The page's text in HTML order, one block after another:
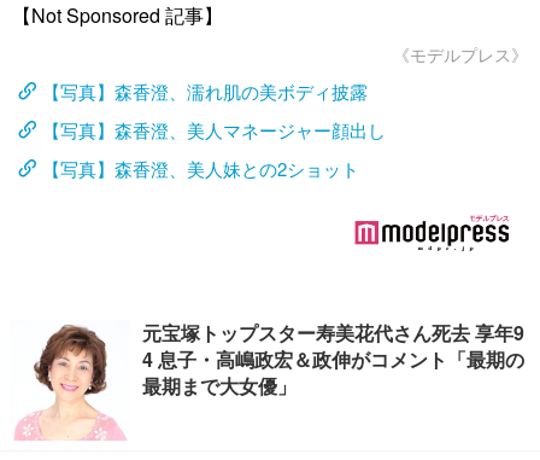
【Not Sponsored 記事】
《モデルプレス》
【写真】森香澄、濡れ肌の美ボディ披露
【写真】森香澄、美人マネージャー顔出し
【写真】森香澄、美人妹との2ショット
元宝塚トップスター寿美花代さん死去 享年9
4 息子・高嶋政宏＆政伸がコメント「最期の
最期まで大女優」